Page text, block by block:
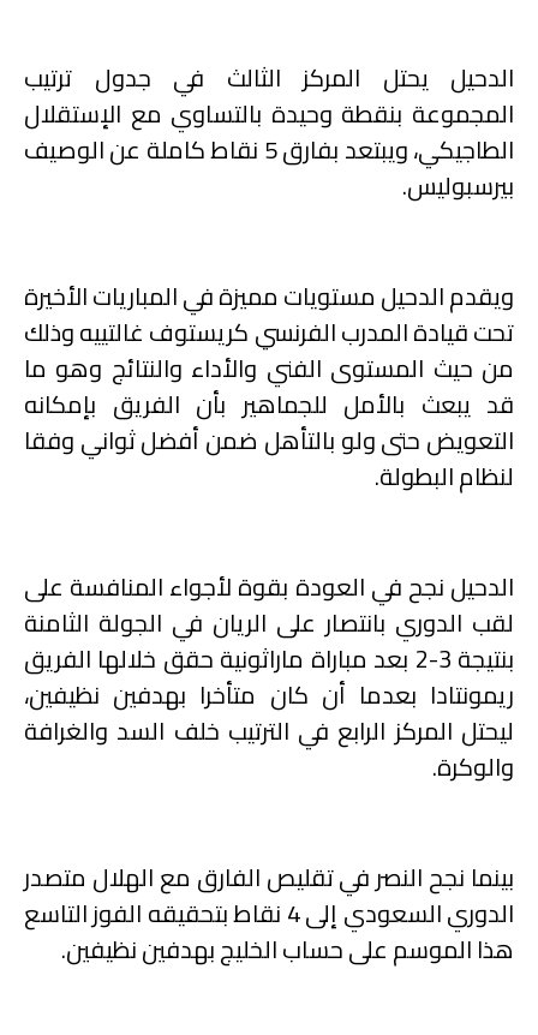
الدحيل يحتل المركز الثالث في جدول ترتيب
المجموعة بنقطة وحيدة بالتساوي مع الإستقلال
الطاجيكي، ويبتعد بفارق 5 نقاط كاملة عن الوصيف
بيرسبوليس.
ويقدم الدحيل مستويات مميزة في المباريات الأخيرة
تحت قيادة المدرب الفرنسي كريستوف غالتييه وذلك
من حيث المستوى الفني والأداء والنتائج وهو ما
قد يبعث بالأمل للجماهير بأن الفريق بإمكانه
التعويض حتى ولو بالتأهل ضمن أفضل ثواني وفقا
لنظام البطولة.
الدحيل نجح في العودة بقوة لأجواء المنافسة على
لقب الدوري بانتصار على الريان في الجولة الثامنة
بنتيجة 3-2 بعد مباراة ماراثونية حقق خلالها الفريق
ريمونتادا بعدما أن كان متأخرا بهدفين نظيفين،
ليحتل المركز الرابع في الترتيب خلف السد والغرافة
والوكرة.
بينما نجح النصر في تقليص الفارق مع الهلال متصدر
الدوري السعودي إلى 4 نقاط بتحقيقه الفوز التاسع
هذا الموسم على حساب الخليج بهدفين نظيفين.